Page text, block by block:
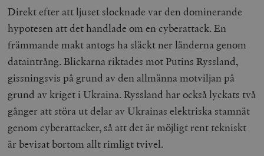
Direkt efter att ljuset slocknade var den dominerande
hypotesen att det handlade om en cyberattack. En
främmande makt antogs ha släckt ner länderna genom
dataintrång. Blickarna riktades mot Putins Ryssland,
gissningsvis på grund av den allmänna motviljan på
grund av kriget i Ukraina. Ryssland har också lyckats två
gånger att störa ut delar av Ukrainas elektriska stamnät
genom cyberattacker, så att det är möjligt rent tekniskt
är bevisat bortom allt rimligt tvivel.